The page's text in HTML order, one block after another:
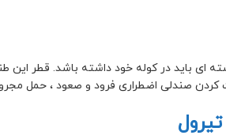
کردن صندلی اضطراری فرود و صعود ، حمل